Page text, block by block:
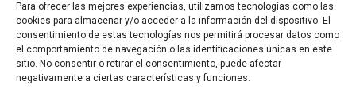
Para ofrecer las mejores experiencias, utilizamos tecnologías como las
cookies para almacenar y/o acceder a la información del dispositivo. El
consentimiento de estas tecnologías nos permitirá procesar datos como
el comportamiento de navegación o las identificaciones únicas en este
sitio. No consentir o retirar el consentimiento, puede afectar
negativamente a ciertas características y funciones.